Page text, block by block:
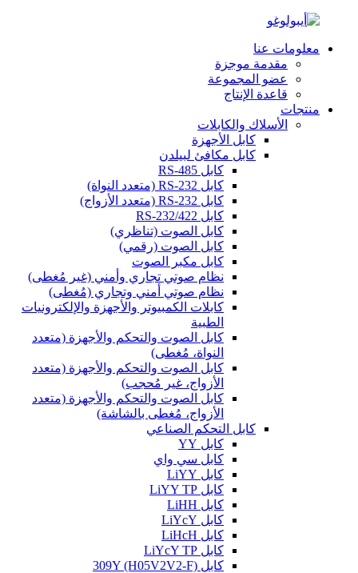
معلومات عنا
مقدمة موجزة
عضو المجموعة
قاعدة الإنتاج
منتجات
الأسلاك والكابلات
كابل الأجهزة
كابل مكافئ لبيلدن
كابل RS-485
كابل RS-232 (متعدد النواة)
كابل RS-232 (متعدد الأزواج)
كابل RS-232/422
كابل الصوت (تناظري)
كابل الصوت (رقمي)
كابل مكبر الصوت
نظام صوتي تجاري وأمني (غير مُغطى)
نظام صوتي أمني وتجاري (مُغطى)
كابلات الكمبيوتر والأجهزة والإلكترونيات
الطبية
كابل الصوت والتحكم والأجهزة (متعدد
النواة، مُغطى)
كابل الصوت والتحكم والأجهزة (متعدد
الأزواج، غير مُحجب)
كابل الصوت والتحكم والأجهزة (متعدد
الأزواج، مُغطى بالشاشة)
كابل التحكم الصناعي
كابل YY
كابل سي واي
كابل LiYY
كابل LiYY TP
كابل LiHH
كابل LiYcY
كابل LiHcH
كابل LiYcY TP
كابل 309Y (H05V2V2-F)